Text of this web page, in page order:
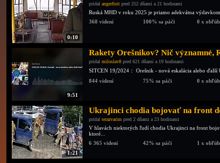
0:10
pridal angerfistt pred 252 dňami a 21 hodinami
Ruská MHD v roku 2025 je priamo adekvátna
368 videní
100% sa páči 0 x
9:51
Rakety Orešnikov? Nič významné,
pridal miloslav8 pred 621 dňami a 19 hodinami
SITCEN 19⧸2024： Orešnik - nová eskalácia alebo ďalší
844 videní
75% sa páči 0 x
1:21
Ukrajinci chodia bojovať na front
pridal terazvarim pred 2 dňami a 23 hodinami
V hlavách niektorých ľudí chodia Ukrajinci na front
ktoré...
6 365 videní
42% sa páči 1 x